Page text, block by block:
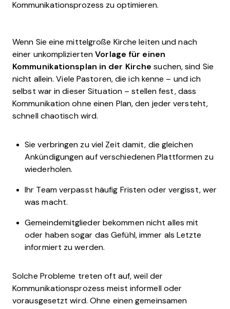
Kommunikationsprozess zu optimieren.
Wenn Sie eine mittelgroße Kirche leiten und nach
einer unkompliziertenVorlage für einen
Kommunikationsplan in der Kirche suchen, sind Sie
nicht allein. Viele Pastoren, die ich kenne – und ich
selbst war in dieser Situation – stellen fest, dass
Kommunikation ohne einen Plan, den jeder versteht,
schnell chaotisch wird.
Sie verbringen zu viel Zeit damit, die gleichen
Ankündigungen auf verschiedenen Plattformen zu
wiederholen.
Ihr Team verpasst häufig Fristen oder vergisst, wer
was macht.
Gemeindemitglieder bekommen nicht alles mit
oder haben sogar das Gefühl, immer als Letzte
informiert zu werden.
Solche Probleme treten oft auf, weil der
Kommunikationsprozess meist informell oder
vorausgesetzt wird. Ohne einen gemeinsamen